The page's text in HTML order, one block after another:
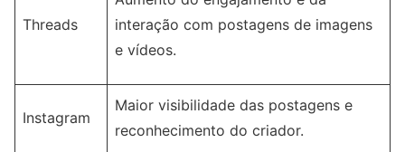
Threads
interação com postagens de imagens
e vídeos.
Instagram
Maior visibilidade das postagens e
reconhecimento do criador.